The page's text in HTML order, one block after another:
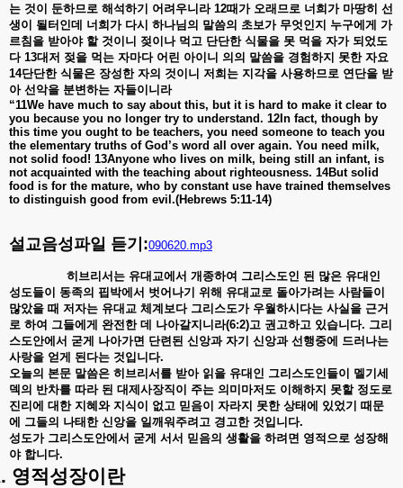
는 것이 둔하므로 해석하기 어려우니라12때가 오래므로 너희가 마땅히 선
생이
될터인데 너희가 다시 하나님의 말씀의 초보가 무엇인지 누구에게 가
르침을 받아야 할 것이니 젖이나 먹고 단단한 식물을 못 먹을 자가 되었도
다13대저 젖을 먹는 자마다 어린 아이니 의의 말씀을 경험하지 못한 자요
14단단한 식물은 장성한 자의 것이니 저희는 지각을 사용하므로 연단을 받
아 선악을 분변하는 자들이니라
“11We have much to say about this, but it is hard to make it clear to
you because you no longer try to understand. 12In fact, though by
this time you ought to be teachers, you need someone to teach you
the elementary truths of God’s word all over again. You need milk,
not solid food! 13Anyone who lives on milk, being still an infant, is
not acquainted with the teaching about righteousness. 14But solid
food is for the mature, who by constant use have trained themselves
to distinguish good from evil.(Hebrews 5:11-14)
설교음성파일 듣기:090620.mp3
히브리서는 유대교에서 개종하여 그리스도인 된 많은 유대인
성도들이
동족의 핍박에서 벗어나기 위해 유대교로 돌아가려는 사람들이
많았을 때 저자는 유대교 체계보다 그리스도가 우월하시다는 사실을 근거
로 하여 그들에게 완전한 데 나아갈지니라(6:2)고 권고하고 있습니다. 그리
스도안에서 굳게 나아가면 단련된 신앙과 자기 신앙과 선행중에 드러나는
사랑을 얻게 된다는 것입니다.
오늘의 본문 말씀은 히브리서를 받아 읽을 유대인 그리스도인들이
멜기세
덱의 반차를 따라 된 대제사장직이 주는 의미마저도 이해하지 못할 정도로
진리에 대한 지혜와 지식이 없고 믿음이 자라지 못한 상태에 있었기 때문
에 그들의 나태한 신앙을 일깨워주려고 경고한 것입니다.
성도가 그리스도안에서 굳게 서서 믿음의 생활을 하려면 영적으로 성장해
야 합니다.
영적성장이란